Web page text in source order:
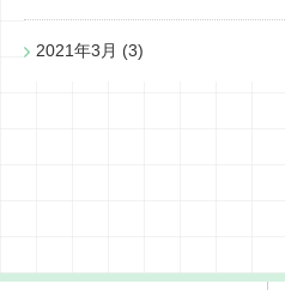
2021年3月 (3)